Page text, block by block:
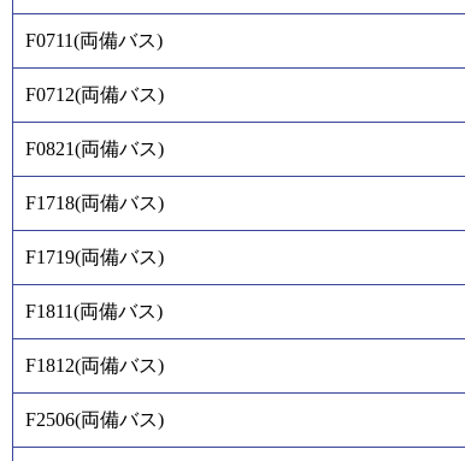
F0711(両備バス)
F0712(両備バス)
F0821(両備バス)
F1718(両備バス)
F1719(両備バス)
F1811(両備バス)
F1812(両備バス)
F2506(両備バス)